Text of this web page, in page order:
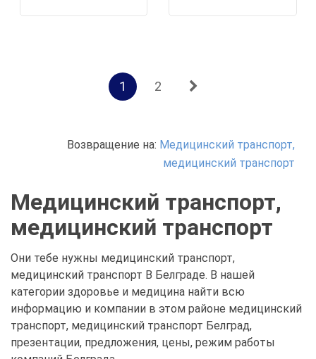
1 2
Возвращение на: Медицинский транспорт,
медицинский транспорт
Медицинский транспорт,
медицинский транспорт
Они тебе нужны медицинский транспорт,
медицинский транспорт В Белграде. В нашей
категории здоровье и медицина найти всю
информацию и компании в этом районе медицинский
транспорт, медицинский транспорт Белград,
презентации, предложения, цены, режим работы